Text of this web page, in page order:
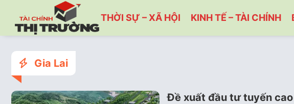
THỜI SỰ – XÃ HỘI KINH TẾ – TÀI CHÍNH
Gia Lai
Đề xuất đầu tư tuyến cao